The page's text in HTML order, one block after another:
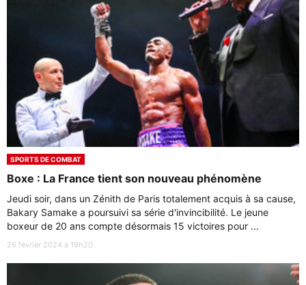
SPORTS DE COMBAT
Boxe : La France tient son nouveau phénomène
Jeudi soir, dans un Zénith de Paris totalement acquis à sa cause,
Bakary Samake a poursuivi sa série d'invincibilité. Le jeune
boxeur de 20 ans compte désormais 15 victoires pour ...
26 février 2024 à 19h20